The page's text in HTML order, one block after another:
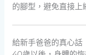
的腳型，避免直接上
給新手爸爸的真心話